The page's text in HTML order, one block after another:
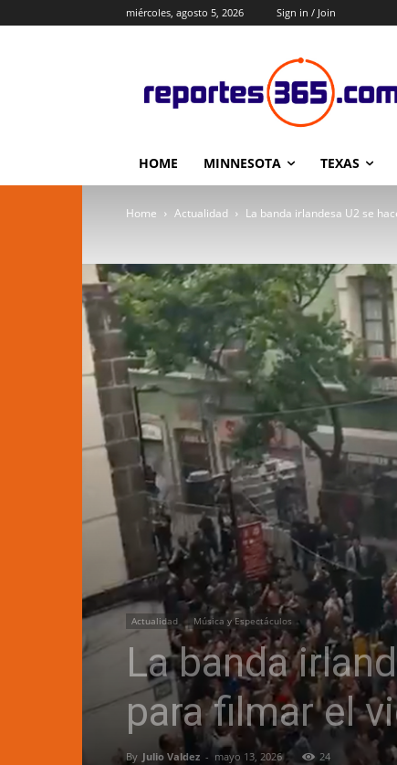
miércoles, agosto 5, 2026 Sign in / Join
HOME MINNESOTA TEXAS
Home Actualidad La banda irlandesa U2 se
Actualidad Música y Espectáculos
La banda
para filmar el
By Julio Valdez - mayo 13, 2026 24